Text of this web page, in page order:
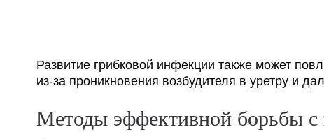
Развитие грибковой инфекции также может
из-за проникновения возбудителя в уретру и
Методы эффективной борьбы с